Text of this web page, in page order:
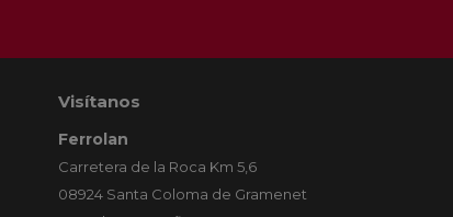
Visítanos
Ferrolan
Carretera de la Roca Km 5,6
08924 Santa Coloma de Gramenet